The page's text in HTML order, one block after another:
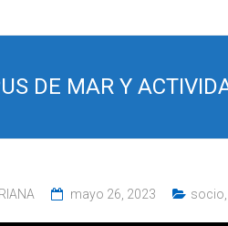
DE MAR Y
mayo 26, 2023 socio